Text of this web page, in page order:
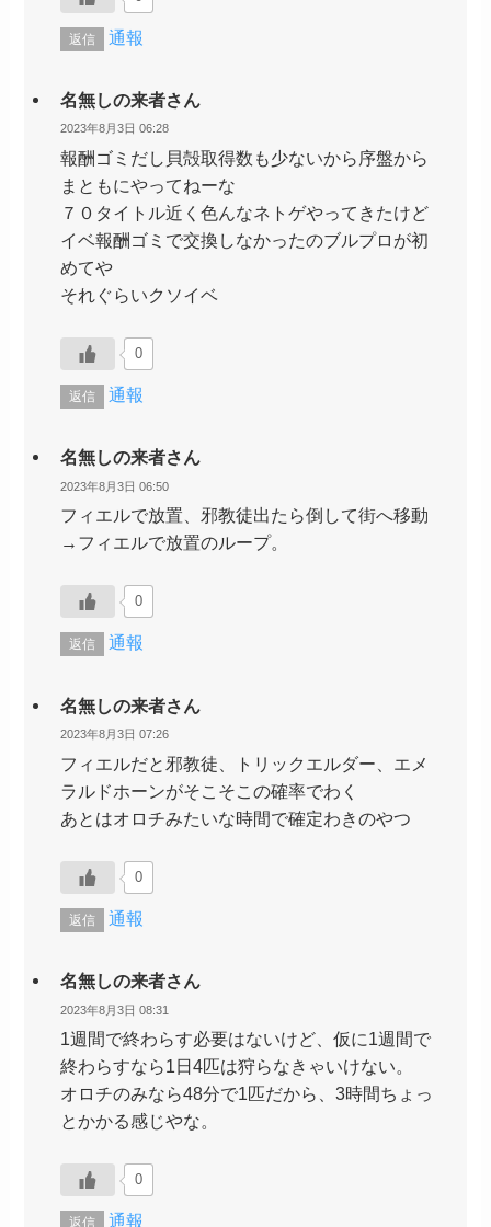
返信 通報
名無しの来者さん
2023年8月3日 06:28
報酬ゴミだし貝殻取得数も少ないから序盤から
まともにやってねーな
７０タイトル近く色んなネトゲやってきたけど
イベ報酬ゴミで交換しなかったのブルプロが初
めてや
それぐらいクソイベ
0
返信 通報
名無しの来者さん
2023年8月3日 06:50
フィエルで放置、邪教徒出たら倒して街へ移動
→フィエルで放置のループ。
0
返信 通報
名無しの来者さん
2023年8月3日 07:26
フィエルだと邪教徒、トリックエルダー、エメ
ラルドホーンがそこそこの確率でわく
あとはオロチみたいな時間で確定わきのやつ
0
返信 通報
名無しの来者さん
2023年8月3日 08:31
1週間で終わらす必要はないけど、仮に1週間で
終わらすなら1日4匹は狩らなきゃいけない。
オロチのみなら48分で1匹だから、3時間ちょっ
とかかる感じやな。
0
返信 通報